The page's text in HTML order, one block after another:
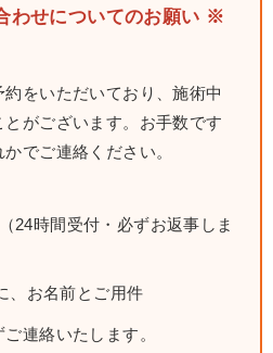
わせについてのお願い ※
をいただいており、施術中
がございます。お手数です
でご連絡ください。
24時間受付・必ずお返事しま
、お名前とご用件
連絡いたします。